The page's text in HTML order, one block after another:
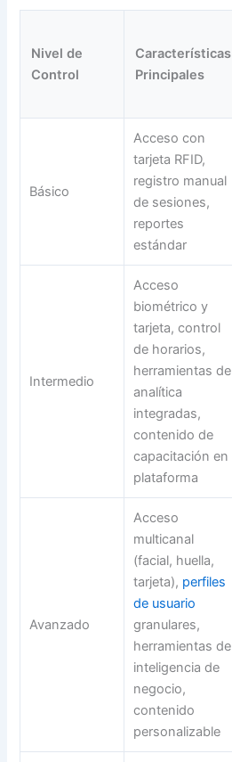
Nivel de
Control
Características
Principales
Básico
Acceso con
tarjeta RFID,
registro manual
de sesiones,
reportes
estándar
Intermedio
Acceso
biométrico y
tarjeta, control
de horarios,
herramientas de
analítica
integradas,
contenido de
capacitación en
plataforma
Avanzado
Acceso
multicanal
(facial, huella,
tarjeta), perfiles
de usuario
granulares,
herramientas de
inteligencia de
negocio,
contenido
personalizable